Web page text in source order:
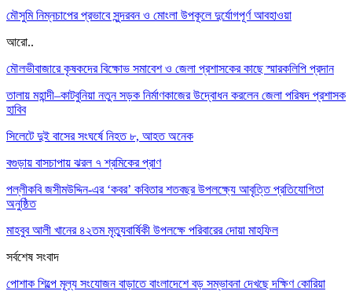
মৌসুমি নিম্নচাপের প্রভাবে সুন্দরবন ও মোংলা উপকূলে দুর্যোগপূর্ণ আবহাওয়া
আরো..
মৌলভীবাজারে কৃষকদের বিক্ষোভ সমাবেশ ও জেলা প্রশাসকের কাছে স্মারকলিপি প্রদান
তালায় মহান্দী–কাটবুনিয়া নতুন সড়ক নির্মাণকাজের উদ্বোধন করলেন জেলা পরিষদ প্রশাসক
হাবিব
সিলেটে দুই বাসের সংঘর্ষে নিহত ৮, আহত অনেক
বগুড়ায় বাসচাপায় ঝরল ৭ শ্রমিকের প্রাণ
পল্লীকবি জসীমউদ্দিন-এর ‘কবর’ কবিতার শতবছর উপলক্ষ্যে আবৃত্তি প্রতিযোগিতা
অনুষ্ঠিত
মাহবুব আলী খানের ৪২তম মৃত্যুবার্ষিকী উপলক্ষে পরিবারের দোয়া মাহফিল
সর্বশেষ সংবাদ
পোশাক শিল্পে মূল্য সংযোজন বাড়াতে বাংলাদেশে বড় সম্ভাবনা দেখছে দক্ষিণ কোরিয়া